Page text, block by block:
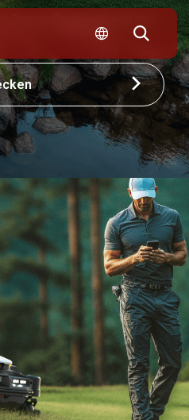
Rasenpflege weltweit neu